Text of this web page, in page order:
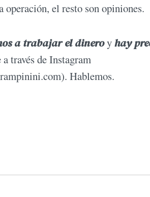
operación, el resto son opiniones.
a trabajar el dineroyhay
través de Instagram
Hablemos.